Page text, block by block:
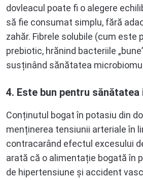
dovleacul poate fi o alegere
să fie consumat simplu, fără
zahăr. Fibrele solubile (cum este
prebiotic, hrănind bacteriile
susținând sănătatea
4. Este bun pentru sănătatea
Conținutul bogat în potasiu din
menținerea tensiunii arteriale în
contracarând efectul excesului
arată că o alimentație bogată în
de hipertensiune și accident